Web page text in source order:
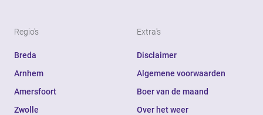
Regio's
Breda
Arnhem
Amersfoort
Zwolle
Extra's
Disclaimer
Algemene voorwaarden
Boer van de maand
Over het weer